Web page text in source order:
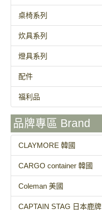
桌椅系列
炊具系列
燈具系列
配件
福利品
品牌專區 Brand
CLAYMORE 韓國
CARGO container 韓國
Coleman 美國
CAPTAIN STAG 日本鹿牌